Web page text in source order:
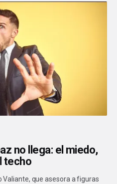
no llega: el miedo,
techo
Valiante, que asesora a figuras